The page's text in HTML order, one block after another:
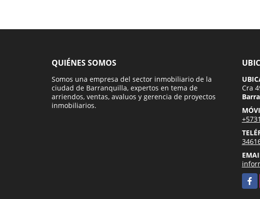
QUIÉNES SOMOS
Somos una empresa del sector inmobiliario de la
ciudad de Barranquilla, expertos en tema de
arriendos, ventas, avaluos y gerencia de proyectos
inmobiliarios.
Cra